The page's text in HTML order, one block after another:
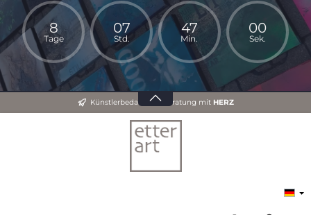
8
Tage
07
Std.
46
Min.
59
Sek.
Künstlerbedarf und Beratung mitHERZ